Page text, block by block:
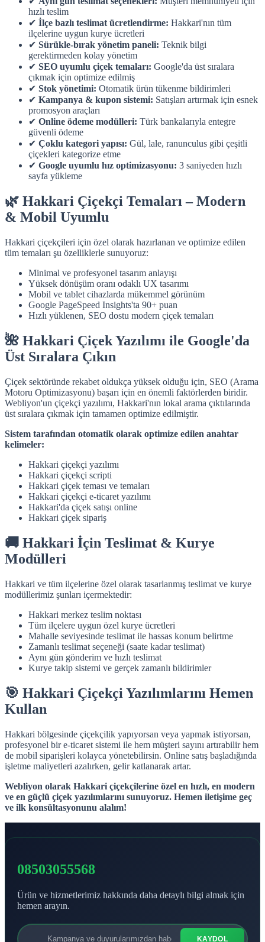
hızlı teslim
✔ İlçe bazlı teslimat ücretlendirme: Hakkari'nın tüm
ilçelerine uygun kurye ücretleri
✔ Sürükle-bırak yönetim paneli: Teknik bilgi
gerektirmeden kolay yönetim
✔ SEO uyumlu çiçek temaları: Google'da üst sıralara
çıkmak için optimize edilmiş
✔ Stok yönetimi: Otomatik ürün tükenme bildirimleri
✔ Kampanya & kupon sistemi: Satışları artırmak için esnek
promosyon araçları
✔ Online ödeme modülleri: Türk bankalarıyla entegre
güvenli ödeme
✔ Çoklu kategori yapısı: Gül, lale, ranunculus gibi çeşitli
çiçekleri kategorize etme
✔ Google uyumlu hız optimizasyonu: 3 saniyeden hızlı
sayfa yükleme
🌿 Hakkari Çiçekçi Temaları – Modern
& Mobil Uyumlu
Hakkari çiçekçileri için özel olarak hazırlanan ve optimize edilen
tüm temaları şu özelliklerle sunuyoruz:
Minimal ve profesyonel tasarım anlayışı
Yüksek dönüşüm oranı odaklı UX tasarımı
Mobil ve tablet cihazlarda mükemmel görünüm
Google PageSpeed Insights'ta 90+ puan
Hızlı yüklenen, SEO dostu modern çiçek temaları
🌺 Hakkari Çiçek Yazılımı ile Google'da
Üst Sıralara Çıkın
Çiçek sektöründe rekabet oldukça yüksek olduğu için, SEO (Arama
Motoru Optimizasyonu) başarı için en önemli faktörlerden biridir.
Webliyon'un çiçekçi yazılımı, Hakkari'nın lokal arama çıktılarında
üst sıralara çıkmak için tamamen optimize edilmiştir.
Sistem tarafından otomatik olarak optimize edilen anahtar
kelimeler:
Hakkari çiçekçi yazılımı
Hakkari çiçekçi scripti
Hakkari çiçek teması ve temaları
Hakkari çiçekçi e-ticaret yazılımı
Hakkari'da çiçek satışı online
Hakkari çiçek sipariş
🚚 Hakkari İçin Teslimat & Kurye
Modülleri
Hakkari ve tüm ilçelerine özel olarak tasarlanmış teslimat ve kurye
modüllerimiz şunları içermektedir:
Hakkari merkez teslim noktası
Tüm ilçelere uygun özel kurye ücretleri
Mahalle seviyesinde teslimat ile hassas konum belirtme
Zamanlı teslimat seçeneği (saate kadar teslimat)
Aynı gün gönderim ve hızlı teslimat
Kurye takip sistemi ve gerçek zamanlı bildirimler
🎯 Hakkari Çiçekçi Yazılımlarını Hemen
Kullan
Hakkari bölgesinde çiçekçilik yapıyorsan veya yapmak istiyorsan,
profesyonel bir e-ticaret sistemi ile hem müşteri sayını artırabilir hem
de mobil siparişleri kolayca yönetebilirsin. Online satış başladığında
işletme maliyetleri azalırken, gelir katlanarak artar.
Webliyon olarak Hakkari çiçekçilerine özel en hızlı, en modern
ve en güçlü çiçek yazılımlarını sunuyoruz. Hemen iletişime geç
ve ilk konsültasyonunu alalım!
08503055568
Ürün ve hizmetlerimiz hakkında daha detaylı bilgi almak için
hemen arayın.
KAYDOL